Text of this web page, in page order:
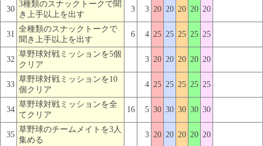
30
3種類のスナックトークで聞
き上手以上を出す
3 3 20 20 20 20 20
31
全種類のスナックトークで
聞き上手以上を出す
6 4 25 25 25 25 25
32
草野球対戦ミッションを5個
クリア
3 20 20 20 20 20
33
草野球対戦ミッションを10
個クリア
4 25 25 25 25 25
34
草野球対戦ミッションを全
てクリア
16 5 30 30 30 30 30
35
草野球のチームメイトを3人
集める
3 20 20 20 20 20